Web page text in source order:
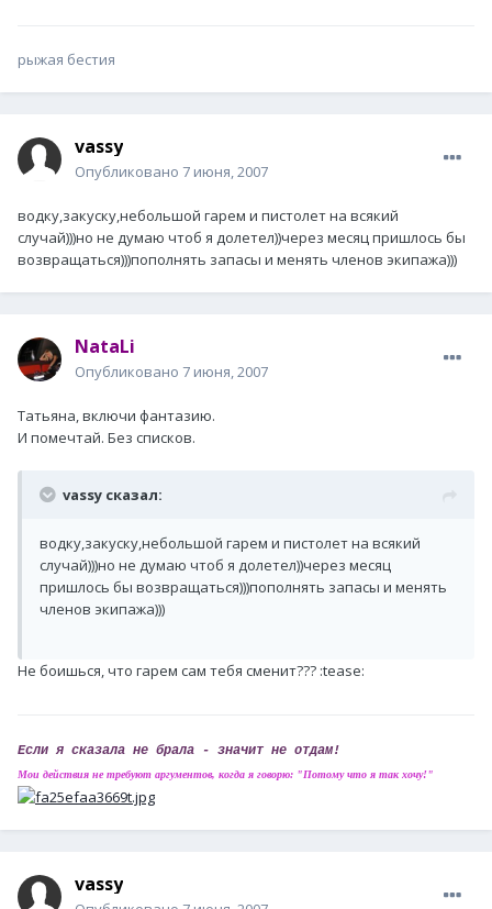
рыжая бестия
vassy
Опубликовано 7 июня, 2007
водку,закуску,небольшой гарем и пистолет на всякий
случай)))но не думаю чтоб я долетел))через месяц пришлось бы
возвращаться)))пополнять запасы и менять членов экипажа)))
NataLi
Опубликовано 7 июня, 2007
Татьяна, включи фантазию.
И помечтай. Без списков.
vassy сказал:
водку,закуску,небольшой гарем и пистолет на всякий
случай)))но не думаю чтоб я долетел))через месяц
пришлось бы возвращаться)))пополнять запасы и менять
членов экипажа)))
Не боишься, что гарем сам тебя сменит??? :tease:
Если я сказала не брала - значит не отдам!
Мои действия не требуют аргументов, когда я говорю: "Потому что я так хочу!"
vassy